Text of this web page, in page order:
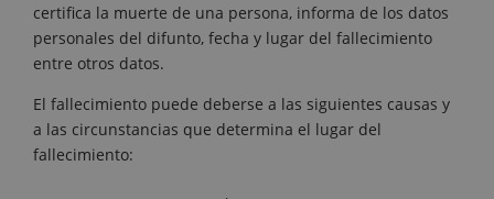
certifica la muerte de una persona, informa de los datos
personales del difunto, fecha y lugar del fallecimiento
entre otros datos.
El fallecimiento puede deberse a las siguientes causas y
a las circunstancias que determina el lugar del
fallecimiento: